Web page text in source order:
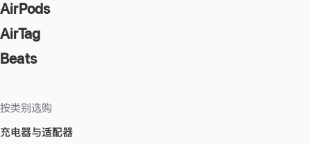
AirPods
AirTag
Beats
按类别选购
充电器与适配器